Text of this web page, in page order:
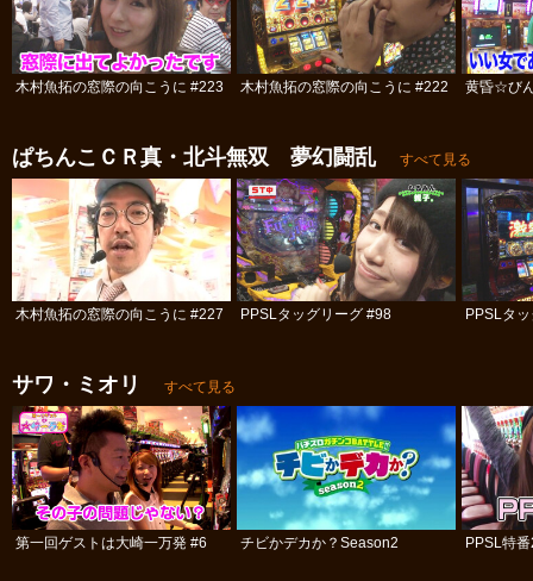
木村魚拓の窓際の向こうに #223 木村魚拓の窓際の向こうに #222 黄昏☆び
ぱちんこＣＲ真・北斗無双 夢幻闘乱 すべて見る
木村魚拓の窓際の向こうに #227 PPSLタッグリーグ #98 PPSLタ
サワ・ミオリ すべて見る
第一回ゲストは大崎一万発 #6 チビかデカか？Season2 PPSL特